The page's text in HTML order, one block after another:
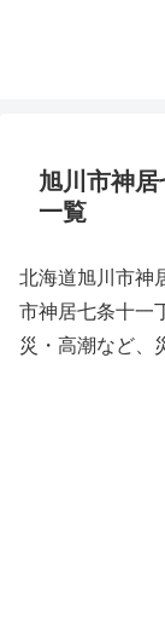
旭川市神
一覧
北海道旭川市神
市神居七条十一
災・高潮など、